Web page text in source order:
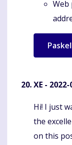
Web
XE - 2022-
Hi! І just
the
on this